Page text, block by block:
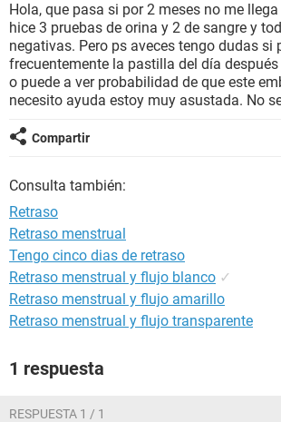
BIENESTAR
SEXUALIDAD
GLOSARIO
Hola, que pasa si por 2 meses no me
hice 3 pruebas de orina y 2 de sangre y
negativas. Pero ps aveces tengo dudas si
frecuentemente la pastilla del día
o puede a ver probabilidad de que este
necesito ayuda estoy muy asustada. No
Compartir
Consulta también:
Retraso
Retraso menstrual
Tengo cinco dias de retraso
Retraso menstrual y flujo blanco ✓
Retraso menstrual y flujo amarillo
Retraso menstrual y flujo transparente
1 respuesta
RESPUESTA 1 / 1